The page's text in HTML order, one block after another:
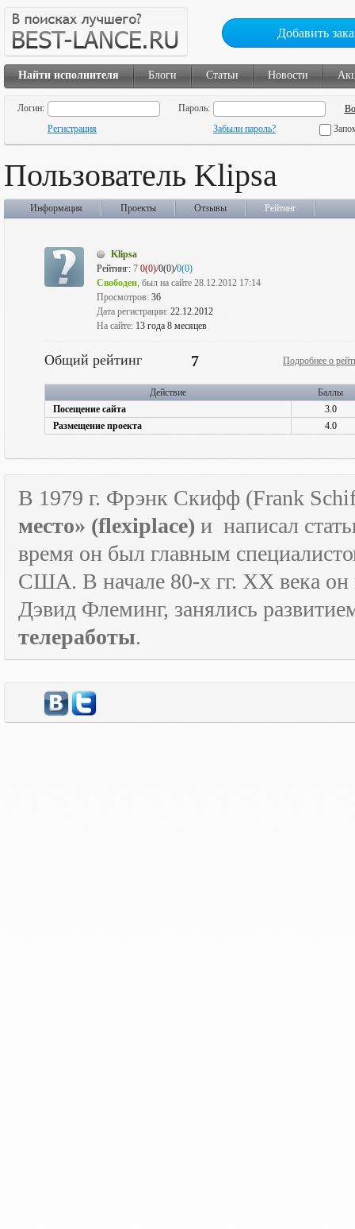
Добавить
Найти исполнителя Блоги Статьи Новости
Логин:
Пароль:
Регистрация
Забыли пароль?
Пользователь Klipsa
Информация Проекты Отзывы Рейтинг
Klipsa
Рейтинг: 7 0(0)/0(0)/0(0)
Свободен, был на сайте 28.12.2012 17:14
Просмотров: 36
Дата регистрации: 22.12.2012
На сайте: 13 года 8 месяцев
Общий рейтинг 7 Подробнее о
Действие
Баллы
Посещение сайта
3.0
Размещение проекта
4.0
В 1979 г. Фрэнк Скифф (Frank
место» (flexiplace) и написал
время он был главным
США. В начале 80-х гг. XX века
Дэвид Флеминг, занялись
телеработы.